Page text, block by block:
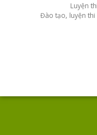
Luyện
Đào tạo, luyện thi